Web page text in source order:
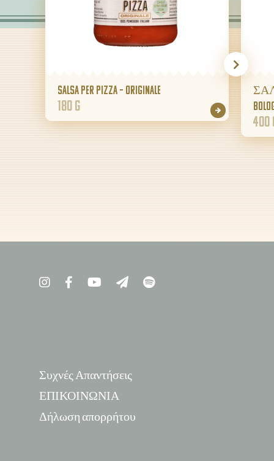
Salsa per Pizza – Originale
180 g
400
Συχνές Απαντήσεις
ΕΠΙΚΟΙΝΩΝΙΑ
Δήλωση απορρήτου